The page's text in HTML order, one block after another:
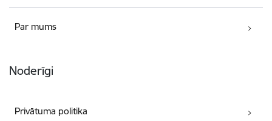
Par mums
Noderīgi
Privātuma politika